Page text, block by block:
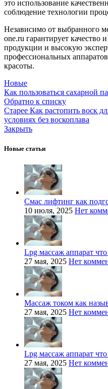
это использование
соблюдение технологии
Независимо от выбранного
one.ru гарантирует качество
продукции и высокую
профессиональных
красоты.
Новые
Как пользоваться сахарной
Обратно к списку
Старее Как растопить воск
условиях без воскоплава
Закрыть
Новые статьи
Смас лифтинг как
10 июля, 2025 Нет
Lpg массаж аппарат что
27 мая, 2025 Нет
Массаж током как
27 мая, 2025 Нет
Lpg массаж аппарат что
27 мая, 2025 Нет